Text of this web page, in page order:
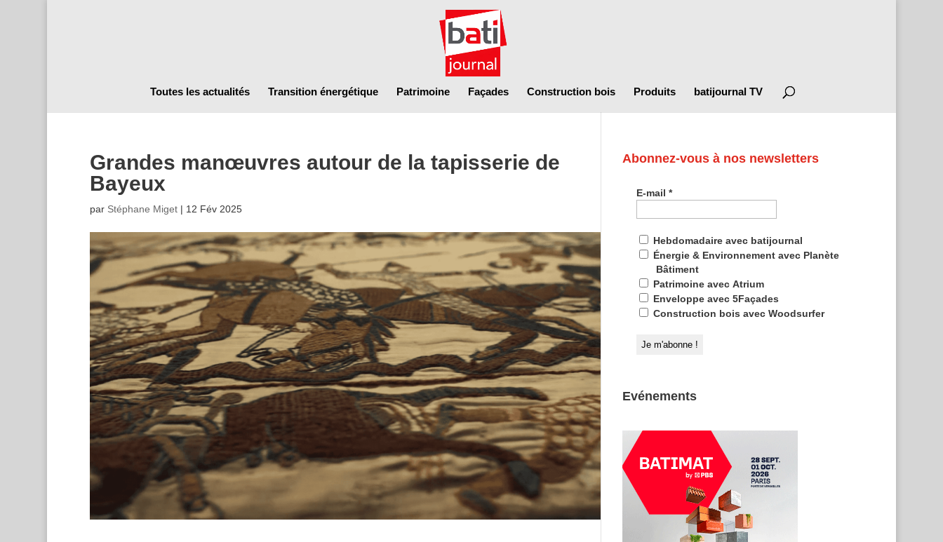
Toutes les actualités Transition énergétique Patrimoine Façades Construction bois Produits batijournal TV
Grandes manœuvres autour de la tapisserie de
Bayeux
par Stéphane Miget| 12 Fév 2025
Abonnez-vous à nos newsletters
E-mail*
Hebdomadaire avec batijournal
Énergie & Environnement avec Planète
Bâtiment
Patrimoine avec Atrium
Enveloppe avec 5Façades
Construction bois avec Woodsurfer
Evénements